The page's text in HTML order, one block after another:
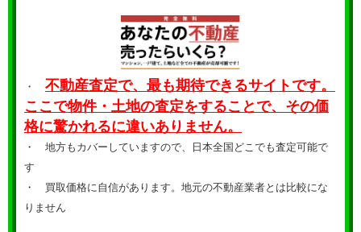
・ 不動産査定で、最も期待できるサイトです。
ここで物件・土地の査定をすることで、その価
格に驚かれるに違いありません。
・ 地方もカバーしていますので、日本全国どこでも査定可能で
す
・ 買取価格に自信があります。地元の不動産業者とは比較にな
りません